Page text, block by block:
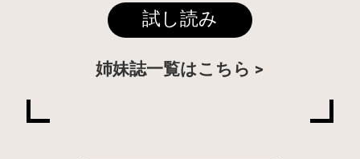
試し読み
姉妹誌一覧はこちら